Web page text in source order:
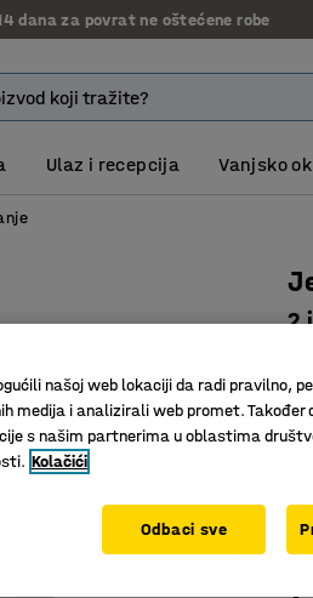
dana za povrat ne oštećene robe
Ulaz i recepcija Vanjsko
2
Boja
našoj web lokaciji da radi pravilno,
medija i analizirali web promet. Također
s našim partnerima u oblastima
Kolačići
Odbaci sve